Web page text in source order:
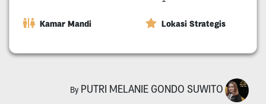
Kamar Mandi Lokasi Strategis
By PUTRI MELANIE GONDO SUWITO